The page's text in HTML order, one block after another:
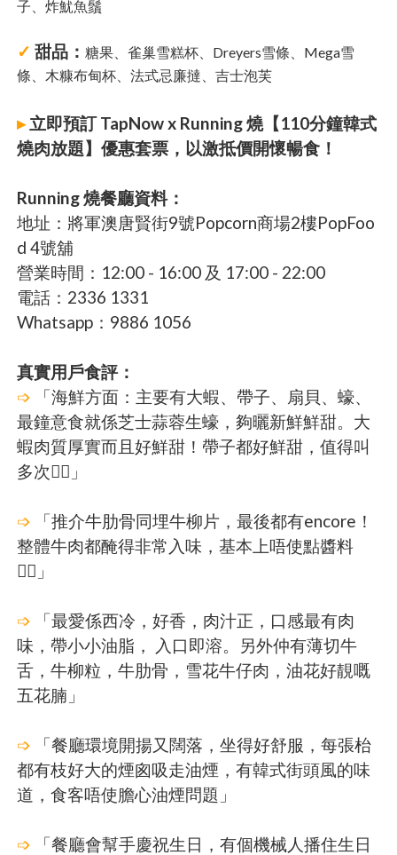
子、炸魷魚鬚
✓ 甜品：糖果、雀巢雪糕杯、Dreyers雪條、Mega雪
條、木糠布甸杯、法式忌廉撻、吉士泡芙
▸立即預訂 TapNow x Running 燒【110分鐘韓式
燒肉放題】優惠套票，以激抵價開懷暢食！
Running 燒餐廳資料：
地址：將軍澳唐賢街9號Popcorn商場2樓PopFoo
d 4號舖
營業時間：12:00 - 16:00 及 17:00 - 22:00
電話：2336 1331
Whatsapp：9886 1056
真實用戶食評：
➩ 「海鮮方面：主要有大蝦、帶子、扇貝、蠔、
最鐘意食就係芝士蒜蓉生蠔，夠曬新鮮鮮甜。大
蝦肉質厚實而且好鮮甜！帶子都好鮮甜，值得叫
多次👍🏻」
➩ 「推介牛肋骨同埋牛柳片，最後都有encore！
整體牛肉都醃得非常入味，基本上唔使點醬料
👍🏻」
➩ 「最愛係西冷，好香，肉汁正，口感最有肉
味，帶小小油脂， 入口即溶。另外仲有薄切牛
舌，牛柳粒，牛肋骨，雪花牛仔肉，油花好靚嘅
五花腩」
➩ 「餐廳環境開揚又闊落，坐得好舒服，每張枱
都有枝好大的煙囪吸走油煙，有韓式街頭風的味
道，食客唔使膽心油煙問題」
➩ 「餐廳會幫手慶祝生日，有個機械人播住生日